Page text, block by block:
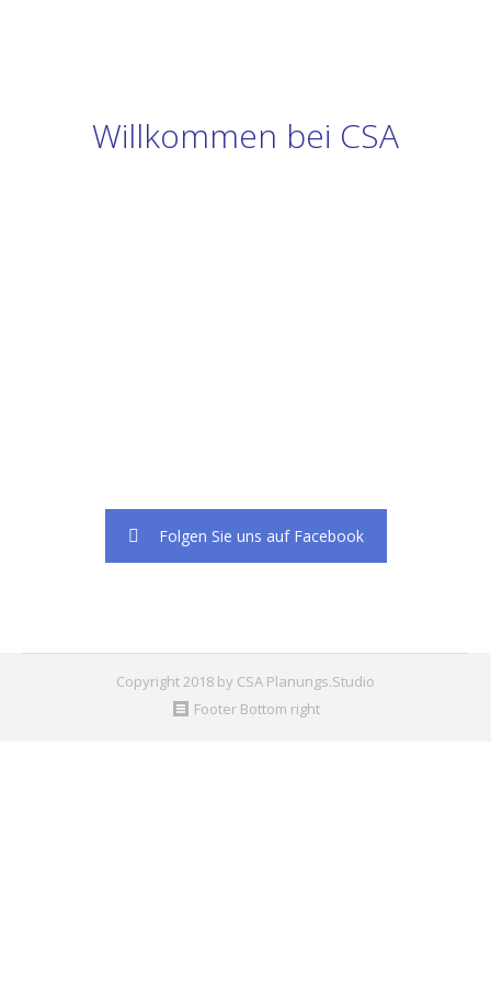
Willkommen bei CSA
Folgen Sie uns auf Facebook
Copyright 2018 by CSA Planungs.Studio
Footer Bottom right